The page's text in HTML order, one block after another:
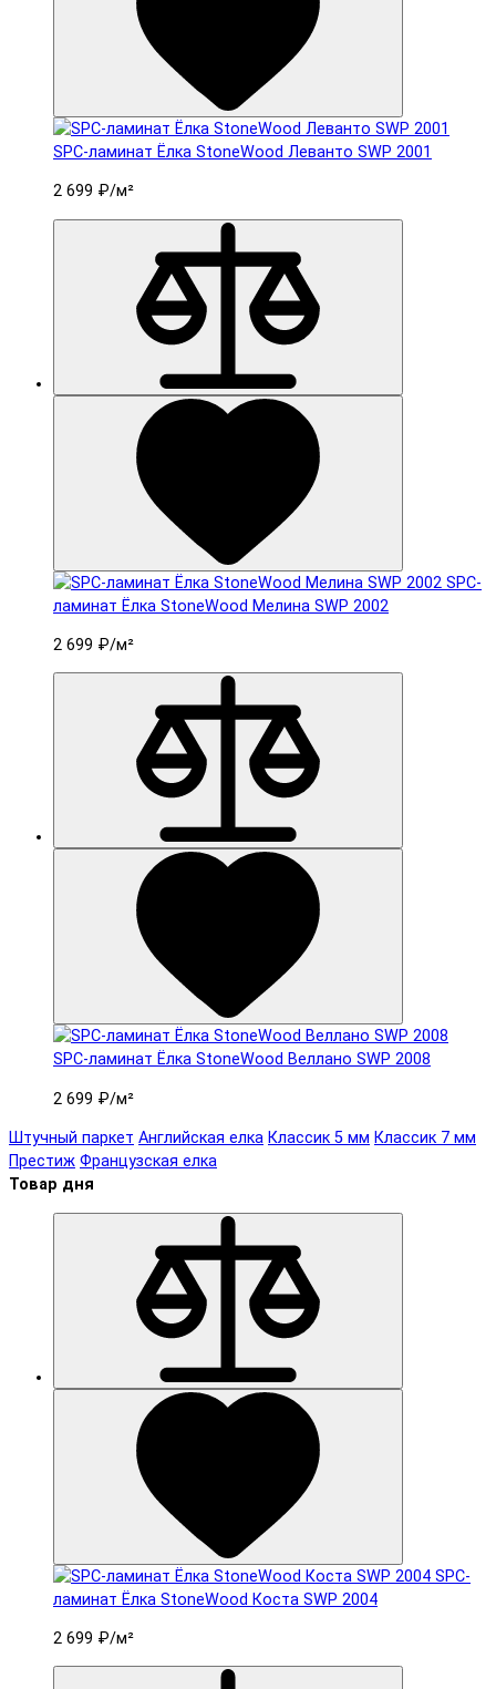
SPC-ламинат Ëлка StoneWood Леванто SWP 2001
2 699 ₽/м²
SPC-
ламинат Ëлка StoneWood Мелина SWP 2002
2 699 ₽/м²
SPC-ламинат Ëлка StoneWood Веллано SWP 2008
2 699 ₽/м²
Штучный паркет Английская елка Классик 5 мм Классик 7 мм
Престиж Французская елка
Товар дня
SPC-
ламинат Ëлка StoneWood Коста SWP 2004
2 699 ₽/м²